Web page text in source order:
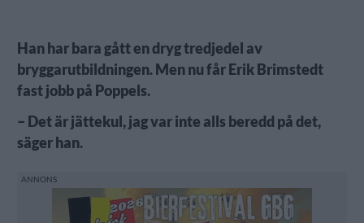
Han har bara gått en dryg tredjedel av
bryggarutbildningen. Men nu får Erik Brimstedt
fast jobb på Poppels.
– Det är jättekul, jag var inte alls beredd på det,
säger han.